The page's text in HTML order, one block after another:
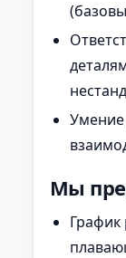
Умение
Мы
График